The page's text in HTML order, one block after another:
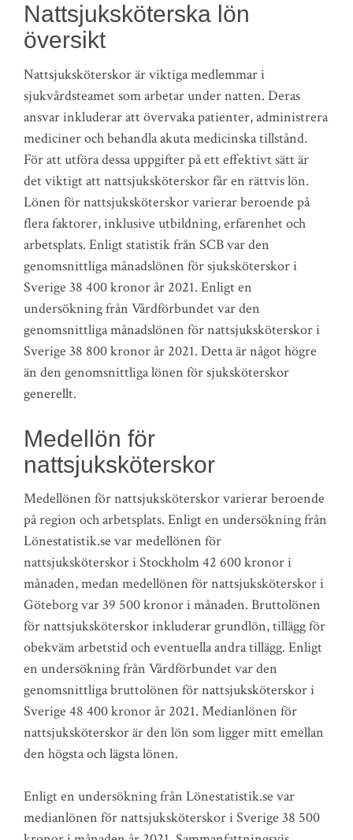
Nattsjuksköterska lön
översikt
Nattsjuksköterskor är viktiga medlemmar i
sjukvårdsteamet som arbetar under natten. Deras
ansvar inkluderar att övervaka patienter, administrera
mediciner och behandla akuta medicinska tillstånd.
För att utföra dessa uppgifter på ett effektivt sätt är
det viktigt att nattsjuksköterskor får en rättvis lön.
Lönen för nattsjuksköterskor varierar beroende på
flera faktorer, inklusive utbildning, erfarenhet och
arbetsplats. Enligt statistik från SCB var den
genomsnittliga månadslönen för sjuksköterskor i
Sverige 38 400 kronor år 2021. Enligt en
undersökning från Vårdförbundet var den
genomsnittliga månadslönen för nattsjuksköterskor i
Sverige 38 800 kronor år 2021. Detta är något högre
än den genomsnittliga lönen för sjuksköterskor
generellt.
Medellön för
nattsjuksköterskor
Medellönen för nattsjuksköterskor varierar beroende
på region och arbetsplats. Enligt en undersökning från
Lönestatistik.se var medellönen för
nattsjuksköterskor i Stockholm 42 600 kronor i
månaden, medan medellönen för nattsjuksköterskor i
Göteborg var 39 500 kronor i månaden. Bruttolönen
för nattsjuksköterskor inkluderar grundlön, tillägg för
obekväm arbetstid och eventuella andra tillägg. Enligt
en undersökning från Vårdförbundet var den
genomsnittliga bruttolönen för nattsjuksköterskor i
Sverige 48 400 kronor år 2021. Medianlönen för
nattsjuksköterskor är den lön som ligger mitt emellan
den högsta och lägsta lönen.
Enligt en undersökning från Lönestatistik.se var
medianlönen för nattsjuksköterskor i Sverige 38 500